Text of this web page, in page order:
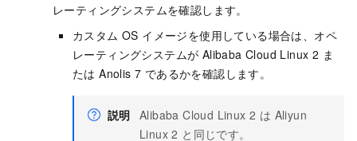
レーティングシステムを確認します。
カスタム OS イメージを使用している場合は、オペ
レーティングシステムが Alibaba Cloud Linux 2 ま
たは Anolis 7 であるかを確認します。
説明 Alibaba Cloud Linux 2 は Aliyun
Linux 2 と同じです。